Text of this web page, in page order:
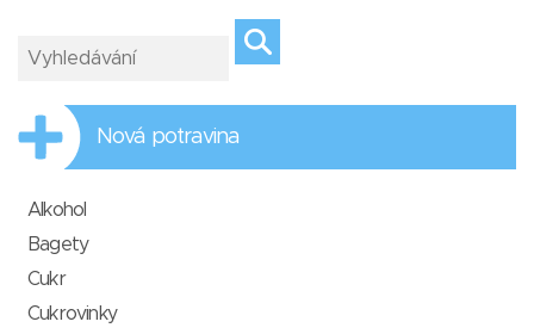
Nová potravina
Alkohol
Bagety
Cukr
Cukrovinky